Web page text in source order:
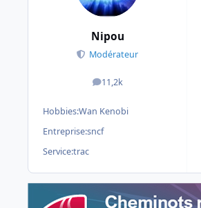
Nipou
Modérateur
11,2k
messages
Hobbies:Wan Kenobi
Entreprise:sncf
Service:trac